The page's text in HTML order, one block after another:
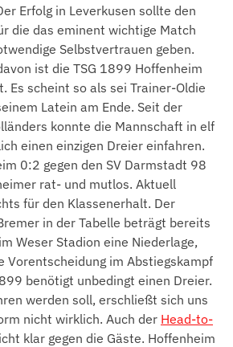
Erfolg in Leverkusen sollte den
die das eminent wichtige Match
Selbstvertrauen geben.
ist die TSG 1899 Hoffenheim
Es scheint so als sei Trainer-Oldie
Latein am Ende. Seit der
konnte die Mannschaft in elf
einen einzigen Dreier einfahren.
0:2 gegen den SV Darmstadt 98
rat- und mutlos. Aktuell
für den Klassenerhalt. Der
in der Tabelle beträgt bereits
Weser Stadion eine Niederlage,
Vorentscheidung im Abstiegskampf
benötigt unbedingt einen Dreier.
werden soll, erschließt sich uns
nicht wirklich. Auch der Head-to-
klar gegen die Gäste. Hoffenheim